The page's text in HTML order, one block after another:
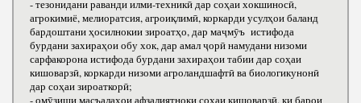
- тезонидани раванди илми-техникӣ дар соҳаи хокшиносӣ,
агрокимиё, мелиоратсия, агроиқлимӣ, коркарди усулҳои баланд
бардоштани ҳосилнокии зироатҳо, дар маҷмӯъ истифода
бурдани захираҳои обу хок, дар амал ҷорӣ намудани низоми
сарфакорона истифода бурдани захираҳои табии дар соҳаи
кишоварзӣ, коркарди низоми агроландшафтӣ ва биологикунонӣ
дар соҳаи зироаткорӣ;
- омӯзиши масъалаҳои афзалиятноки соҳаи кишоварзӣ, ки барои